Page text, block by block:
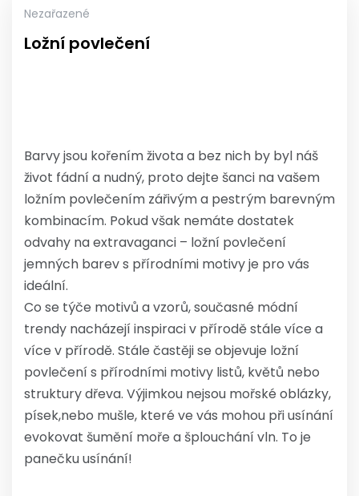
Nezařazené
Ložní povlečení
Barvy jsou kořením života a bez nich by byl náš
život fádní a nudný, proto dejte šanci na vašem
ložním povlečením zářivým a pestrým barevným
kombinacím. Pokud však nemáte dostatek
odvahy na extravaganci – ložní povlečení
jemných barev s přírodními motivy je pro vás
ideální.
Co se týče motivů a vzorů, současné módní
trendy nacházejí inspiraci v přírodě stále více a
více v přírodě. Stále častěji se objevuje ložní
povlečení s přírodními motivy listů, květů nebo
struktury dřeva. Výjimkou nejsou mořské oblázky,
písek,nebo mušle, které ve vás mohou při usínání
evokovat šumění moře a šplouchání vln. To je
panečku usínání!